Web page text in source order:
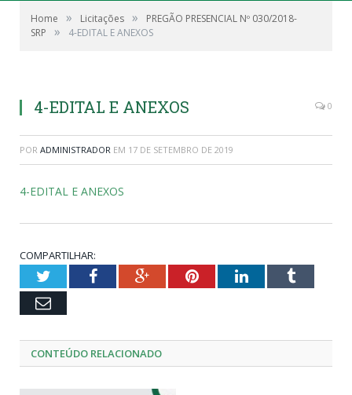
Home » Licitações »
PREGÃO PRESENCIAL Nº 030/2018-
SRP
» 4-EDITAL E ANEXOS
4-EDITAL E ANEXOS 0
POR ADMINISTRADOR EM 17 DE SETEMBRO DE 2019
4-EDITAL E ANEXOS
COMPARTILHAR:
TwitterFacebookGoogle+PinterestLinkedInTumblr
Email
CONTEÚDO RELACIONADO